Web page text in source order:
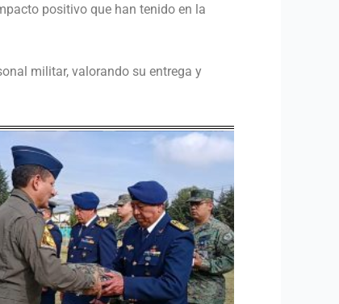
positivo que han tenido en la
militar, valorando su entrega y